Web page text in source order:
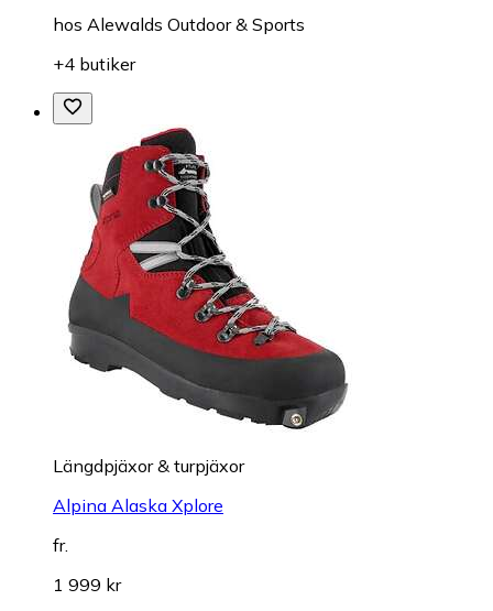
hos Alewalds Outdoor & Sports
+4 butiker
Längdpjäxor & turpjäxor
Alpina Alaska Xplore
fr.
1 999 kr